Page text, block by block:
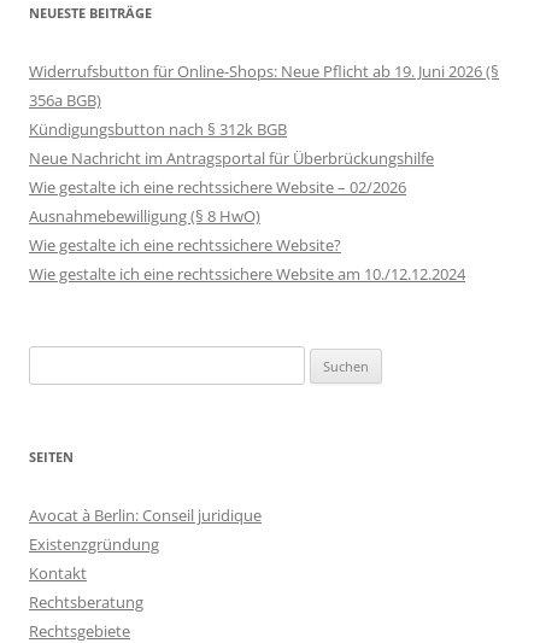
NEUESTE BEITRÄGE
Widerrufsbutton für Online-Shops: Neue Pflicht ab 19. Juni 2026 (§
356a BGB)
Kündigungsbutton nach § 312k BGB
Neue Nachricht im Antragsportal für Überbrückungshilfe
Wie gestalte ich eine rechtssichere Website – 02/2026
Ausnahmebewilligung (§ 8 HwO)
Wie gestalte ich eine rechtssichere Website?
Wie gestalte ich eine rechtssichere Website am 10./12.12.2024
nach:
SEITEN
Avocat à Berlin: Conseil juridique
Existenzgründung
Kontakt
Rechtsberatung
Rechtsgebiete